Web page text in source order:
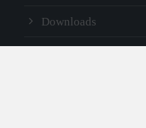
Downloads